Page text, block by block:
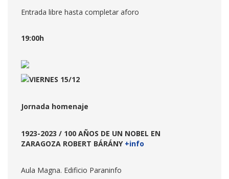
Entrada libre hasta completar aforo
19:00h
VIERNES 15/12
Jornada homenaje
1923-2023 / 100 AÑOS DE UN NOBEL EN
ZARAGOZA ROBERT BÁRÁNY +info
Aula Magna. Edificio Paraninfo